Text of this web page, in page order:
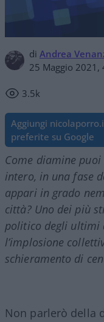
di Andrea
25 Maggio 2021,
3.5k
Aggiungi
preferite su Google
Come diamine puoi
intero, in una fase
appari in grado
città? Uno dei più
politico degli ultimi
l’implosione
schieramento di
Non parlerò della